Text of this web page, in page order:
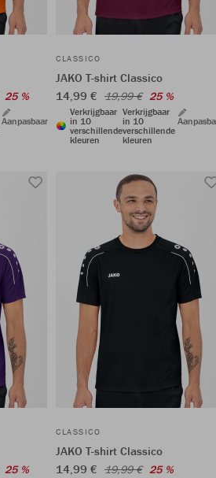
25 %
Aanpasbaar
CLASSICO
JAKO T-shirt Classico
14,99 € 19,99 € 25 %
Verkrijgbaar
in 10
verschillende
kleuren
Verkrijgbaar
in 10
verschillende
kleuren
25 %
CLASSICO
JAKO T-shirt Classico
14,99 € 19,99 € 25 %